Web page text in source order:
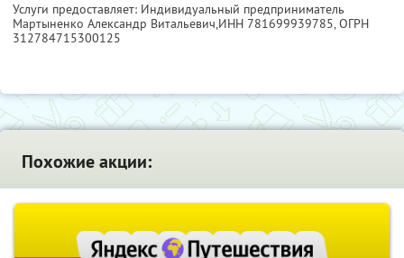
Услуги предоставляет: Индивидуальный предприниматель
Мартыненко Александр Витальевич,ИНН 781699939785, ОГРН
312784715300125
Похожие акции: